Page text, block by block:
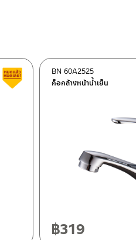
สินค้าลดราคา เคลียร์สต็อก
ก็อกล้างหน้าน้ำเย็น
BN 60A2525
฿319